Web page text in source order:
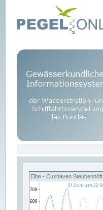
Elbe - Cuxhaven Steubenhöft